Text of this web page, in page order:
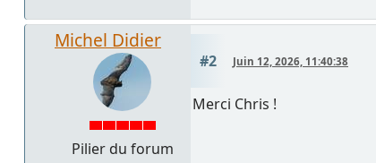
Michel Didier
Pilier du forum
#2 Juin 12, 2026, 11:40:38
Merci Chris !